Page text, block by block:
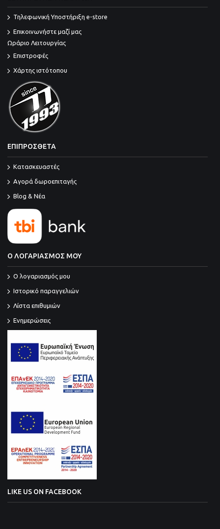
Τηλεφωνική Υποστήριξη e-store
Επικοινωνήστε μαζί μας
Ωράριο Λειτουργίας
Επιστροφές
Χάρτης ιστότοπου
ΕΠΙΠΡΟΣΘΕΤΑ
Κατασκευαστές
Αγορά δωροεπιταγής
Blog & Νέα
Ο ΛΟΓΑΡΙΑΣΜΟΣ ΜΟΥ
O λογαριασμός μου
Ιστορικό παραγγελιών
Λίστα επιθυμιών
Ενημερώσεις
LIKE US ON FACEBOOK